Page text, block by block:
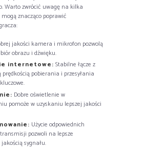
Warto zwrócić uwagę na kilka
znacząco poprawić
jakości kamera i mikrofon pozwolą
obrazu i dźwięku.
internetowe: Stabilne łącze z
prędkością pobierania i przesyłania
Dobre oświetlenie w
pomoże w uzyskaniu lepszej jakości
Użycie odpowiednich
pozwoli na lepsze
sygnału.